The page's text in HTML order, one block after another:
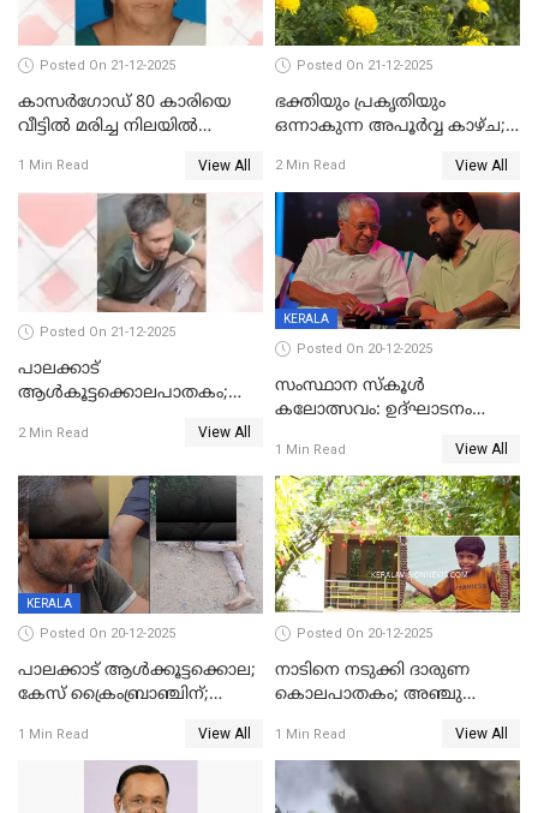
Posted On 21-12-2025
കാസർഗോഡ് 80 കാരിയെ
വീട്ടിൽ മരിച്ച നിലയിൽ
1 Min Read View All
Posted On 21-12-2025
ഭക്തിയും പ്രകൃതിയും
ഒന്നാകുന്ന അപൂര്‍വ്വ കാഴ്ച;
കാഴ്ചാനുഭവമൊരുക്കി
ശബരീ നന്ദനം
2 Min Read View All
Posted On 21-12-2025
പാലക്കാട്‌
ആൾകൂട്ടക്കൊലപാതകം;
ഊർജ്ജിതമാക്കിമാക്കി
2 Min Read View All
KERALA
Posted On 20-12-2025
സംസ്ഥാന സ്കൂൾ
കലോത്സവം: ഉദ്ഘാടനം
മുഖ്യാതിഥിയായി
മോഹൻലാൽ
1 Min Read View All
KERALA
Posted On 20-12-2025
പാലക്കാട് ആൾക്കൂട്ടക്കൊല;
കേസ് ക്രൈംബ്രാഞ്ചിന്;
അന്വേഷിക്കും
1 Min Read View All
Posted On 20-12-2025
നാടിനെ നടുക്കി ദാരുണ
കൊലപാതകം; അഞ്ചു
കഴുത്തുഞെരിച്ച് കൊന്നു
1 Min Read View All